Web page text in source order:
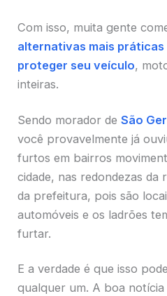
Com isso, muita gente
alternativas mais
proteger seu veículo,
inteiras.
Sendo morador deSão
você provavelmente já
furtos em bairros
cidade, nas redondezas
da prefeitura, pois são
automóveis e os ladrões
furtar.
E a verdade é que isso
qualquer um. A boa notícia